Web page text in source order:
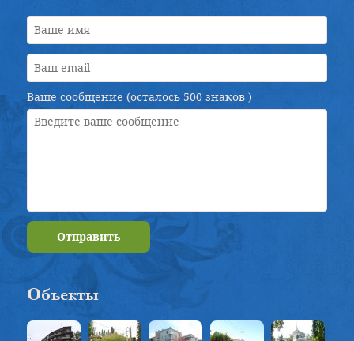
Ваше сообщение (осталось 500 знаков )
Отправить
Объекты